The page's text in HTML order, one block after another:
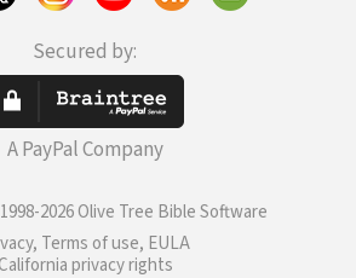
Secured by:
A PayPal Company
2026 Olive Tree Bible Software
Terms of use, EULA
California privacy rights